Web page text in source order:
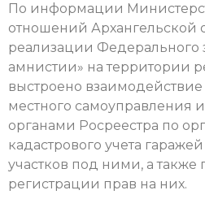
По информации
отношений Архангельской
реализации Федерального
амнистии» на территории
выстроено
местного самоуправления
органами Росреестра по
кадастрового учета
участков под ними, а также
регистрации прав на них.